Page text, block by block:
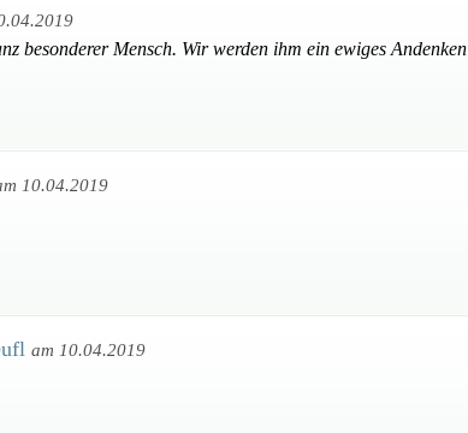
besonderer Mensch. Wir werden ihm ein ewiges Andenken
10.04.2019
am 10.04.2019